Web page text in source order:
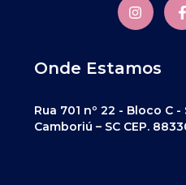
Onde Estamos
Rua 701 nº 22 - Bloco C
Camboriú – SC CEP.